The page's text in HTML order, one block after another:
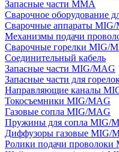
Запасные части MMA
Сварочное оборудование
Сварочные аппараты
Механизмы подачи
Сварочные горелки MIG/
Соединительный кабель
Запасные части MIG/MAG
Запасные части для
Направляющие каналы
Токосъемники MIG/MAG
Газовые сопла MIG/MAG
Пружины для сопла MIG/
Диффузоры газовые MIG/
Ролики подачи проволоки